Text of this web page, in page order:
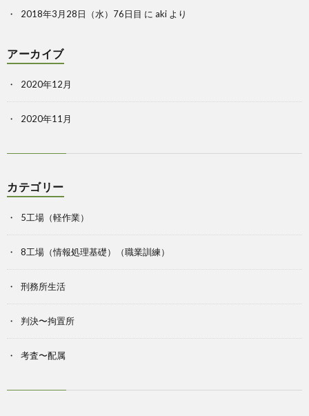
2018年3月28日（水）76日目 に aki より
アーカイブ
2020年12月
2020年11月
カテゴリー
5工場（軽作業）
8工場（情報処理基礎）（職業訓練）
刑務所生活
判決〜拘置所
考査〜配属